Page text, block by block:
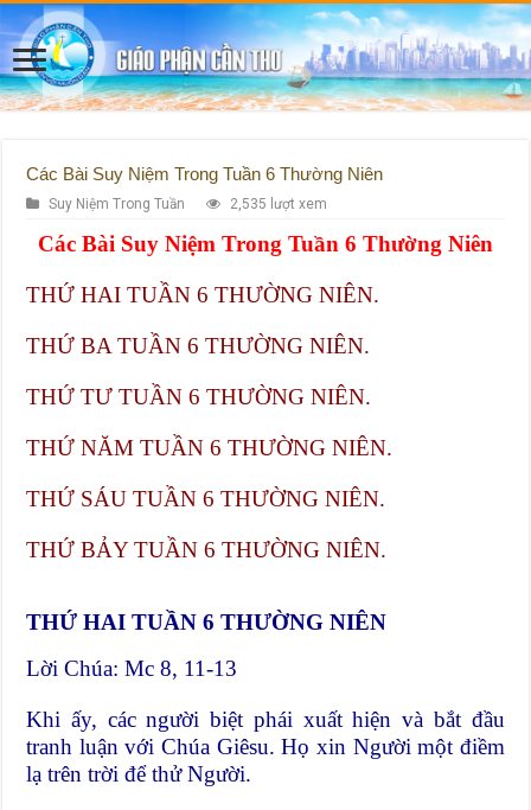
Các Bài Suy Niệm Trong Tuần 6 Thường Niên
Suy Niệm Trong Tuần 2,535 lượt xem
Các Bài Suy Niệm Trong Tuần 6 Thường Niên
THỨ HAI TUẦN 6 THƯỜNG NIÊN.
THỨ BA TUẦN 6 THƯỜNG NIÊN.
THỨ TƯ TUẦN 6 THƯỜNG NIÊN.
THỨ NĂM TUẦN 6 THƯỜNG NIÊN.
THỨ SÁU TUẦN 6 THƯỜNG NIÊN.
THỨ BẢY TUẦN 6 THƯỜNG NIÊN.
THỨ HAI TUẦN 6 THƯỜNG NIÊN
Lời Chúa: Mc 8, 11-13
Khi ấy, các người biệt phái xuất hiện và bắt đầu
tranh luận với Chúa Giêsu. Họ xin Người một điềm
lạ trên trời để thử Người.